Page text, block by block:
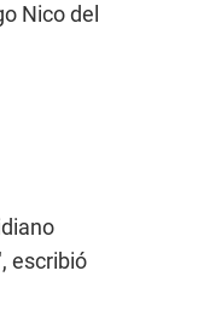
Nico del
escribió